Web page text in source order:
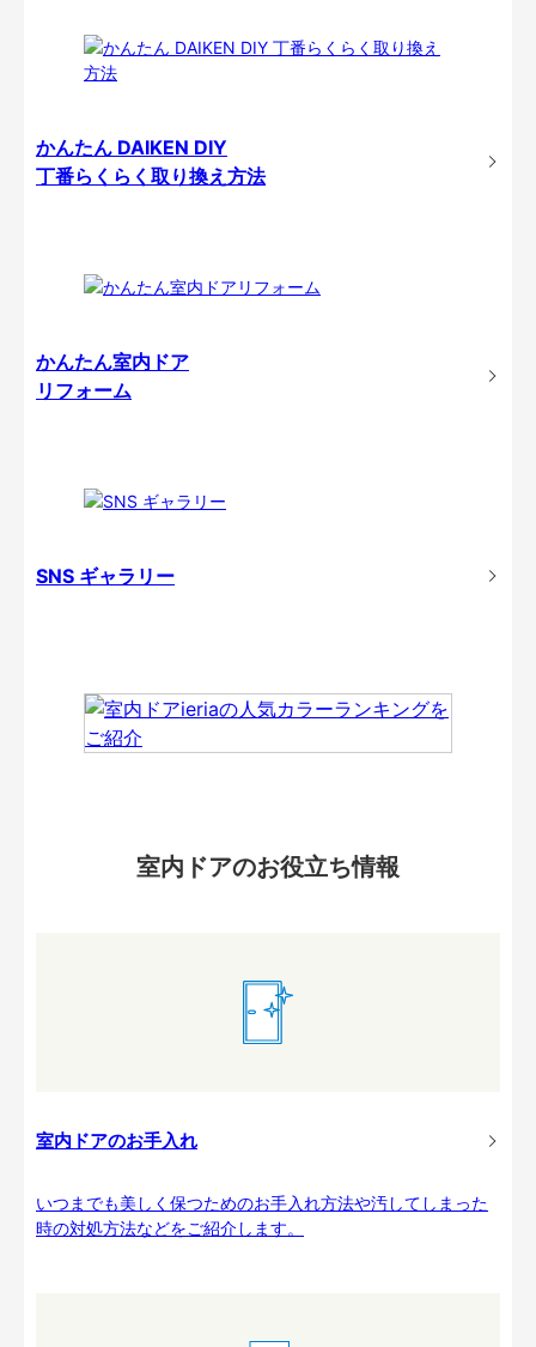
かんたん DAIKEN DIY
丁番らくらく取り換え方法
かんたん室内ドア
リフォーム
SNS ギャラリー
室内ドアのお役立ち情報
室内ドアのお手入れ
いつまでも美しく保つためのお手入れ方法や汚してしまった
時の対処方法などをご紹介します。